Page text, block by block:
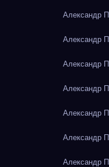
Александр
Александр
Александр
Александр
Александр
Александр
Александр